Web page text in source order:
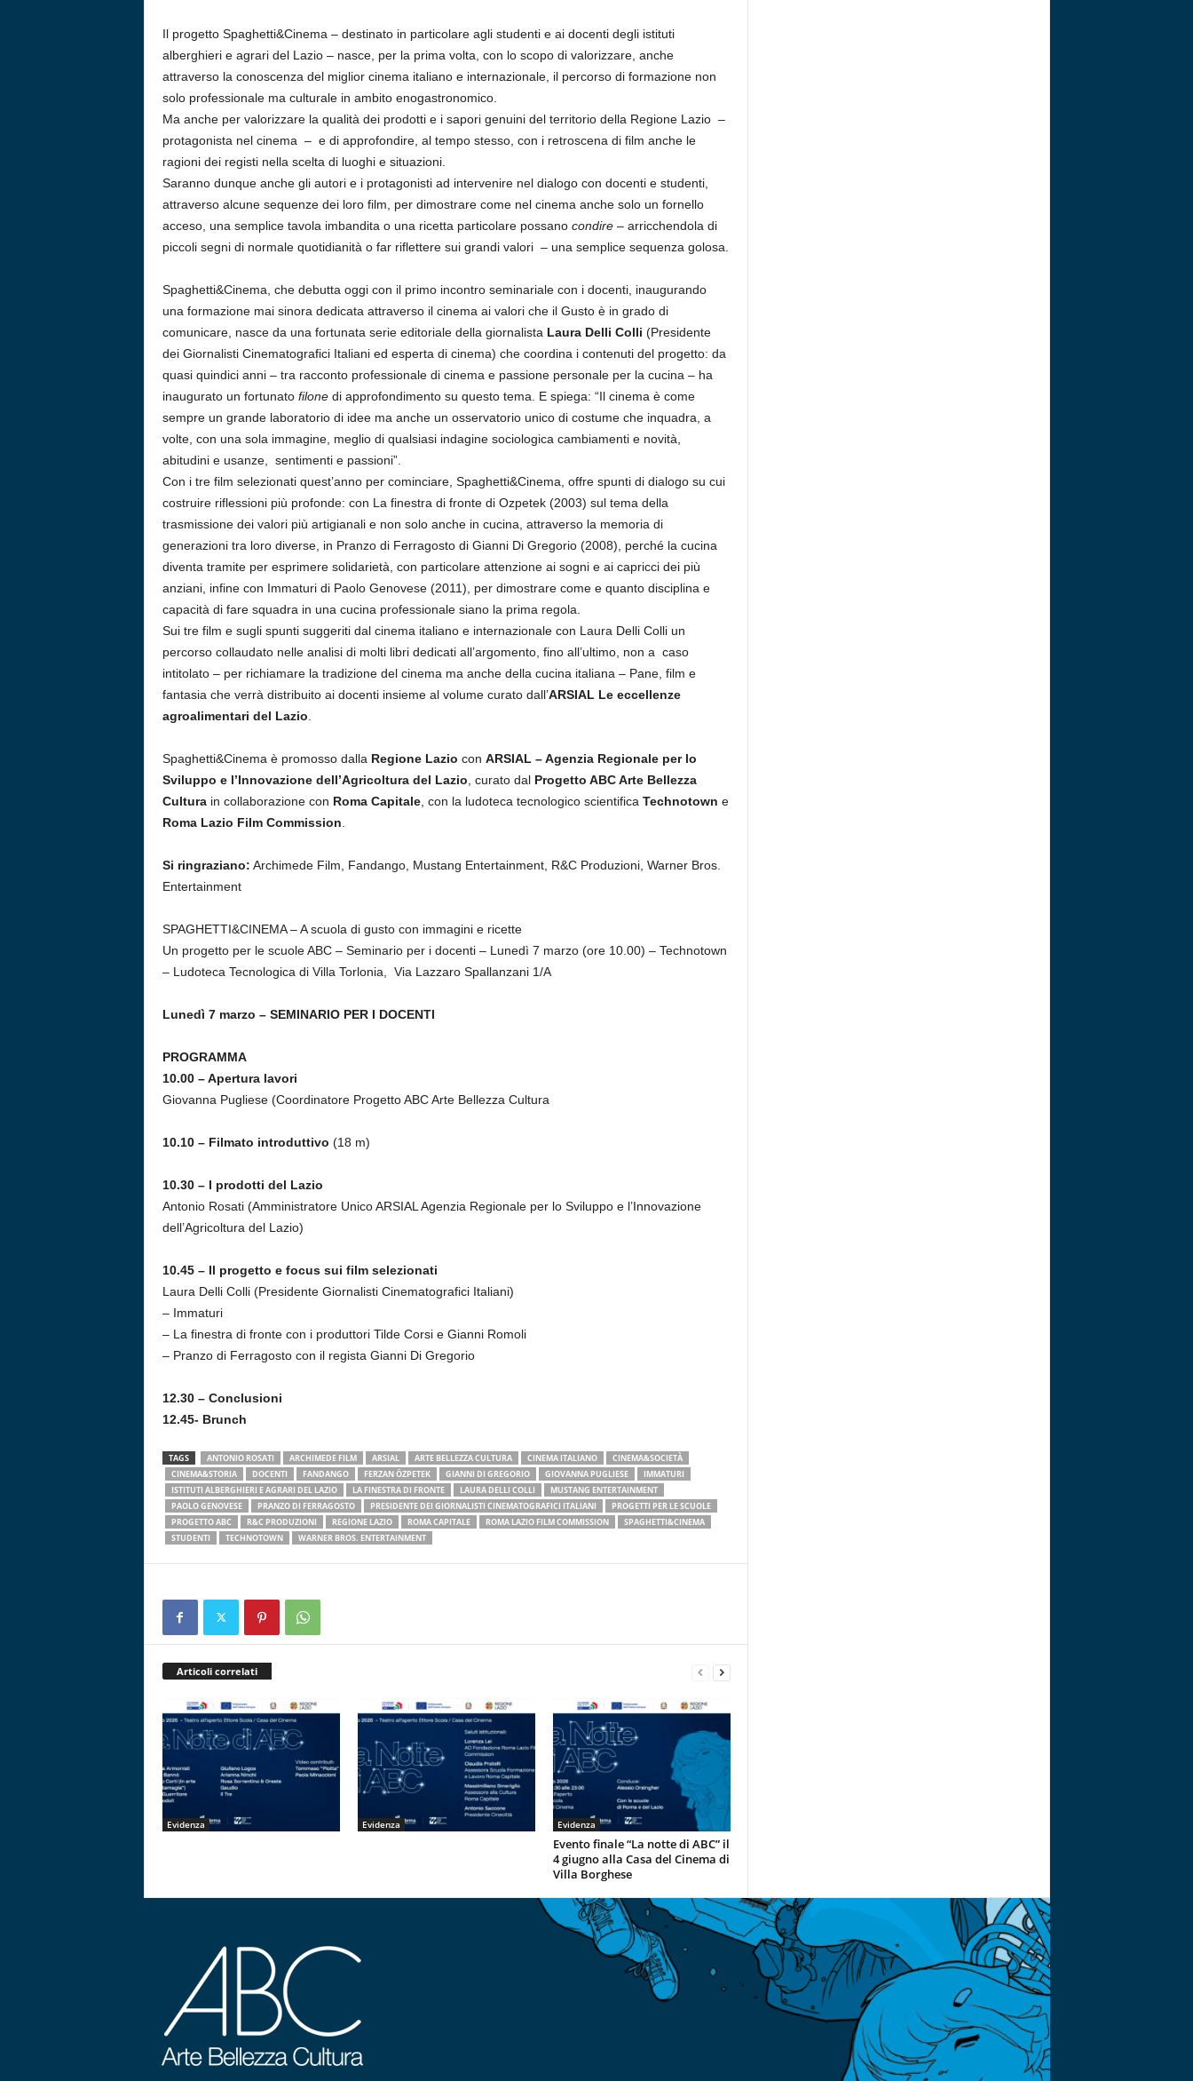
Il progetto Spaghetti&Cinema – destinato in particolare agli studenti e ai docenti degli istituti
alberghieri e agrari del Lazio – nasce, per la prima volta, con lo scopo di valorizzare, anche
attraverso la conoscenza del miglior cinema italiano e internazionale, il percorso di formazione non
solo professionale ma culturale in ambito enogastronomico.
Ma anche per valorizzare la qualità dei prodotti e i sapori genuini del territorio della Regione Lazio –
protagonista nel cinema – e di approfondire, al tempo stesso, con i retroscena di film anche le
ragioni dei registi nella scelta di luoghi e situazioni.
Saranno dunque anche gli autori e i protagonisti ad intervenire nel dialogo con docenti e studenti,
attraverso alcune sequenze dei loro film, per dimostrare come nel cinema anche solo un fornello
acceso, una semplice tavola imbandita o una ricetta particolare possano condire– arricchendola di
piccoli segni di normale quotidianità o far riflettere sui grandi valori – una semplice sequenza golosa.
Spaghetti&Cinema, che debutta oggi con il primo incontro seminariale con i docenti, inaugurando
una formazione mai sinora dedicata attraverso il cinema ai valori che il Gusto è in grado di
comunicare, nasce da una fortunata serie editoriale della giornalista Laura Delli Colli (Presidente
dei Giornalisti Cinematografici Italiani ed esperta di cinema) che coordina i contenuti del progetto: da
quasi quindici anni – tra racconto professionale di cinema e passione personale per la cucina – ha
inaugurato un fortunato filonedi approfondimento su questo tema. E spiega: “Il cinema è come
sempre un grande laboratorio di idee ma anche un osservatorio unico di costume che inquadra, a
volte, con una sola immagine, meglio di qualsiasi indagine sociologica cambiamenti e novità,
abitudini e usanze, sentimenti e passioni”.
Con i tre film selezionati quest’anno per cominciare, Spaghetti&Cinema, offre spunti di dialogo su cui
costruire riflessioni più profonde: con La finestra di fronte di Ozpetek (2003) sul tema della
trasmissione dei valori più artigianali e non solo anche in cucina, attraverso la memoria di
generazioni tra loro diverse, in Pranzo di Ferragosto di Gianni Di Gregorio (2008), perché la cucina
diventa tramite per esprimere solidarietà, con particolare attenzione ai sogni e ai capricci dei più
anziani, infine con Immaturi di Paolo Genovese (2011), per dimostrare come e quanto disciplina e
capacità di fare squadra in una cucina professionale siano la prima regola.
Sui tre film e sugli spunti suggeriti dal cinema italiano e internazionale con Laura Delli Colli un
percorso collaudato nelle analisi di molti libri dedicati all’argomento, fino all’ultimo, non a caso
intitolato – per richiamare la tradizione del cinema ma anche della cucina italiana – Pane, film e
fantasia che verrà distribuito ai docenti insieme al volume curato dall’ARSIAL Le eccellenze
agroalimentari del Lazio
Spaghetti&Cinema è promosso dalla Regione Lazio con ARSIAL – Agenzia Regionale per lo
Sviluppo e l’Innovazione dell’Agricoltura del Lazio , curato dal Progetto ABC Arte Bellezza
Culturain collaborazione con Roma Capitale, con la ludoteca tecnologico scientifica Technotown e
Roma Lazio Film Commission
Si ringraziano: Archimede Film, Fandango, Mustang Entertainment, R&C Produzioni, Warner Bros.
Entertainment
SPAGHETTI&CINEMA – A scuola di gusto con immagini e ricette
Un progetto per le scuole ABC – Seminario per i docenti – Lunedì 7 marzo (ore 10.00) – Technotown
– Ludoteca Tecnologica di Villa Torlonia, Via Lazzaro Spallanzani 1/A
Lunedì 7 marzo – SEMINARIO PER I DOCENTI
PROGRAMMA
10.00 – Apertura lavori
Giovanna Pugliese (Coordinatore Progetto ABC Arte Bellezza Cultura
10.10 – Filmato introduttivo (18 m)
10.30 – I prodotti del Lazio
Antonio Rosati (Amministratore Unico ARSIAL Agenzia Regionale per lo Sviluppo e l’Innovazione
dell’Agricoltura del Lazio)
10.45 – Il progetto e focus sui film selezionati
Laura Delli Colli (Presidente Giornalisti Cinematografici Italiani)
– Immaturi
– La finestra di fronte con i produttori Tilde Corsi e Gianni Romoli
– Pranzo di Ferragosto con il regista Gianni Di Gregorio
12.30 – Conclusioni
12.45- Brunch
TAGS ANTONIO ROSATI ARCHIMEDE FILM ARSIAL ARTE BELLEZZA CULTURA CINEMA ITALIANO
CINEMA&SOCIETÀ
CINEMA&STORIA
DOCENTI FANDANGO FERZAN ÖZPETEK GIANNI DI GREGORIO GIOVANNA PUGLIESE
IMMATURI
ISTITUTI ALBERGHIERI E AGRARI DEL LAZIO
LA FINESTRA DI FRONTE LAURA DELLI COLLI
MUSTANG ENTERTAINMENT
PAOLO GENOVESE
PRANZO DI FERRAGOSTO PRESIDENTE DEI GIORNALISTI CINEMATOGRAFICI ITALIANI
PROGETTI PER LE SCUOLE
PROGETTO ABC
R&C PRODUZIONI REGIONE LAZIO ROMA CAPITALE ROMA LAZIO FILM COMMISSION
SPAGHETTI&CINEMA
STUDENTI
TECHNOTOWN WARNER BROS. ENTERTAINMENT
Articoli correlati
Evidenza Evidenza Evidenza
Evento finale “La notte di ABC” il
4 giugno alla Casa del Cinema di
Villa Borghese